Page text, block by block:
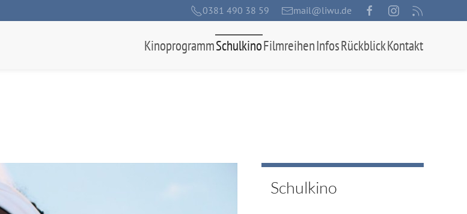
0381 490 38 59 mail@liwu.de
KinoprogrammSchulkinoFilmreihenInfosRückblickKontakt
Schulkino